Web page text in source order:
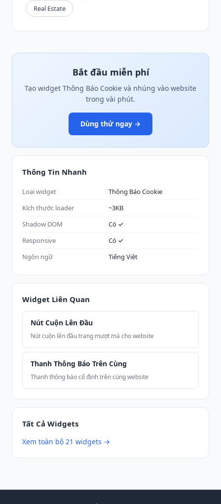
Real Estate
Bắt đầu miễn phí
Tạo widget Thông Báo Cookie và nhúng vào website
trong vài phút.
Dùng thử ngay →
Thông Tin Nhanh
Loại widget
Thông Báo Cookie
Kích thước loader
~3KB
Shadow DOM
Có ✓
Responsive
Có ✓
Ngôn ngữ
Tiếng Việt
Widget Liên Quan
Nút Cuộn Lên Đầu
Nút cuộn lên đầu trang mượt mà cho website
Thanh Thông Báo Trên Cùng
Thanh thông báo cố định trên cùng website
Tất Cả Widgets
Xem toàn bộ 21 widgets →